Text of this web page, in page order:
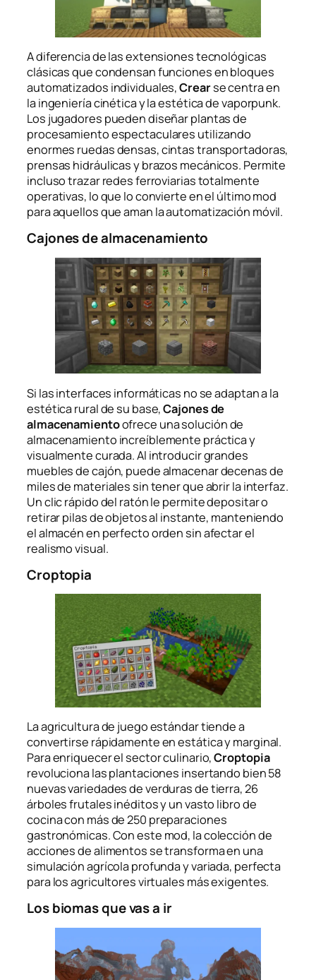
A diferencia de las extensiones tecnológicas
clásicas que condensan funciones en bloques
automatizados individuales,Crearse centra en
la ingeniería cinética y la estética de vaporpunk.
Los jugadores pueden diseñar plantas de
procesamiento espectaculares utilizando
enormes ruedas densas, cintas transportadoras,
prensas hidráulicas y brazos mecánicos. Permite
incluso trazar redes ferroviarias totalmente
operativas, lo que lo convierte en el último mod
para aquellos que aman la automatización móvil.
Cajones de almacenamiento
Si las interfaces informáticas no se adaptan a la
estética rural de su base,Cajones de
almacenamientoofrece una solución de
almacenamiento increíblemente práctica y
visualmente curada. Al introducir grandes
muebles de cajón, puede almacenar decenas de
miles de materiales sin tener que abrir la interfaz.
Un clic rápido del ratón le permite depositar o
retirar pilas de objetos al instante, manteniendo
el almacén en perfecto orden sin afectar el
realismo visual.
Croptopia
La agricultura de juego estándar tiende a
convertirse rápidamente en estática y marginal.
Para enriquecer el sector culinario,Croptopia
revoluciona las plantaciones insertando bien 58
nuevas variedades de verduras de tierra, 26
árboles frutales inéditos y un vasto libro de
cocina con más de 250 preparaciones
gastronómicas. Con este mod, la colección de
acciones de alimentos se transforma en una
simulación agrícola profunda y variada, perfecta
para los agricultores virtuales más exigentes.
Los biomas que vas a ir